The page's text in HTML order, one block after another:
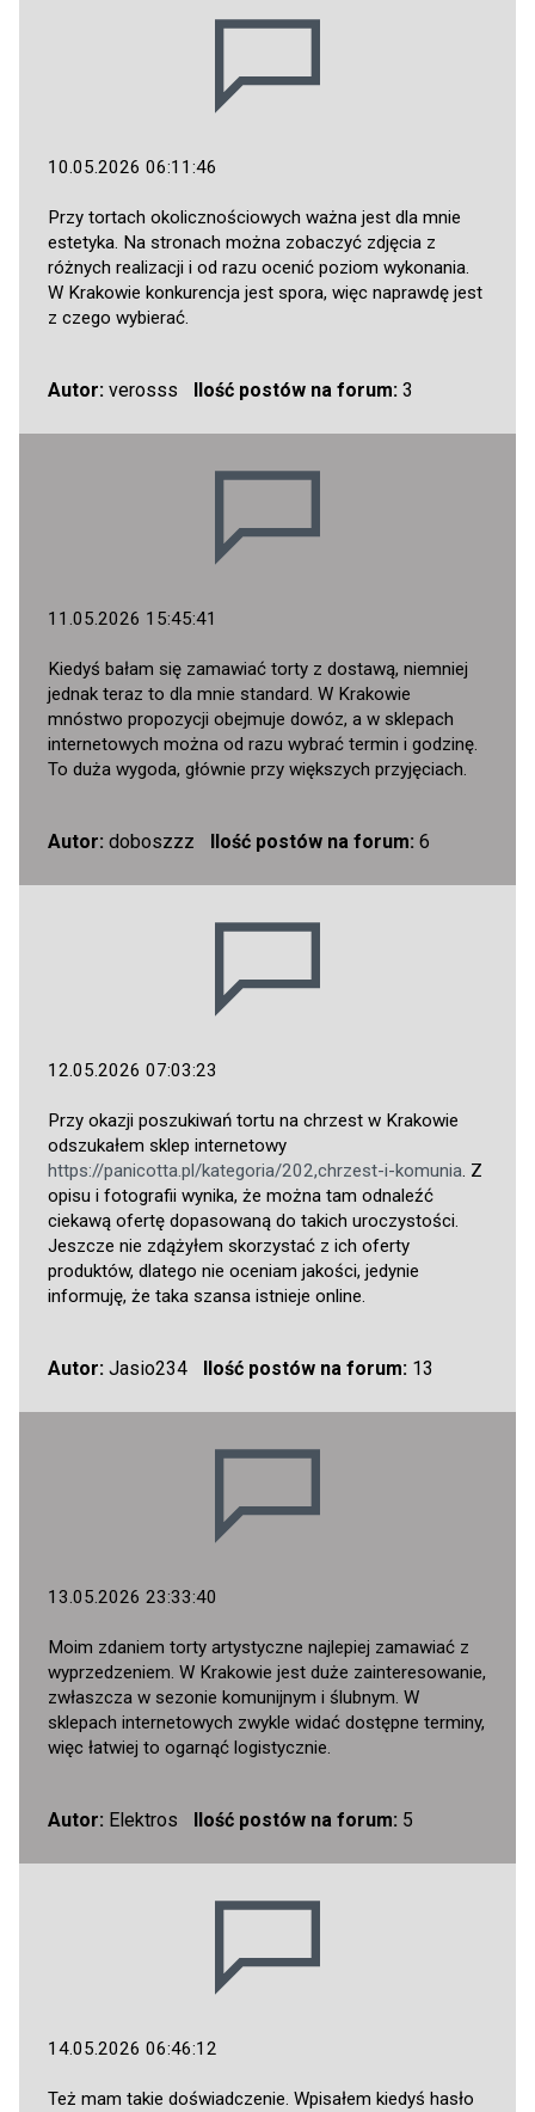
10.05.2026 06:11:46
Przy tortach okolicznościowych ważna jest dla mnie
estetyka. Na stronach można zobaczyć zdjęcia z
różnych realizacji i od razu ocenić poziom wykonania.
W Krakowie konkurencja jest spora, więc naprawdę jest
z czego wybierać.
Autor: verosss Ilość postów na forum:3
11.05.2026 15:45:41
Kiedyś bałam się zamawiać torty z dostawą, niemniej
jednak teraz to dla mnie standard. W Krakowie
mnóstwo propozycji obejmuje dowóz, a w sklepach
internetowych można od razu wybrać termin i godzinę.
To duża wygoda, głównie przy większych przyjęciach.
Autor: doboszzz Ilość postów na forum: 6
12.05.2026 07:03:23
Przy okazji poszukiwań tortu na chrzest w Krakowie
odszukałem sklep internetowy
https://panicotta.pl/kategoria/202,chrzest-i-komunia. Z
opisu i fotografii wynika, że można tam odnaleźć
ciekawą ofertę dopasowaną do takich uroczystości.
Jeszcze nie zdążyłem skorzystać z ich oferty
produktów, dlatego nie oceniam jakości, jedynie
informuję, że taka szansa istnieje online.
Autor: Jasio234 Ilość postów na forum:13
13.05.2026 23:33:40
Moim zdaniem torty artystyczne najlepiej zamawiać z
wyprzedzeniem. W Krakowie jest duże zainteresowanie,
zwłaszcza w sezonie komunijnym i ślubnym. W
sklepach internetowych zwykle widać dostępne terminy,
więc łatwiej to ogarnąć logistycznie.
Autor: Elektros Ilość postów na forum: 5
14.05.2026 06:46:12
Też mam takie doświadczenie. Wpisałem kiedyś hasło